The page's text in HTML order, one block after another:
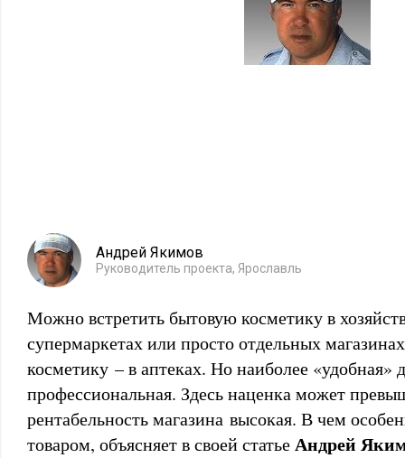
Андрей Якимов
Руководитель проекта, Ярославль
Можно встретить бытовую косметику в
супермаркетах или просто отдельных
косметику – в аптеках. Но наиболее «удобная»
профессиональная. Здесь наценка может
рентабельность магазина высокая. В чем
товаром, объясняет в своей статьеАндрей